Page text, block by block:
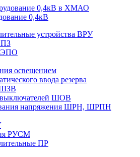
0,4кВ
устройства ВРУ
ЭПО
освещением
ввода резерва
ШОВ
напряжения ШРН, ШРПН
РУСМ
ПР